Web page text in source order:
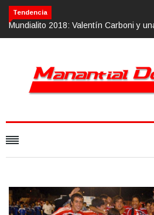
Tendencia
Calvario Race 2018, 10 de noviembre